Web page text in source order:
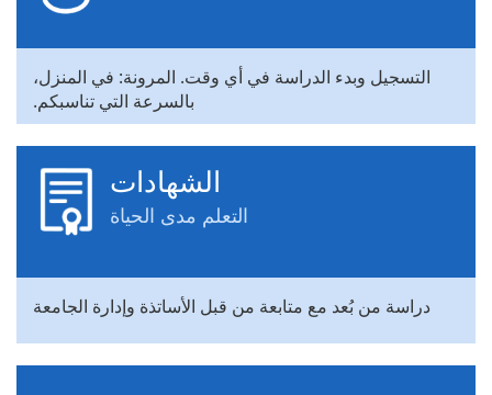
التسجيل وبدء الدراسة في أي وقت. المرونة: في المنزل،
بالسرعة التي تناسبكم.
الشهادات
التعلم مدى الحياة
دراسة من بُعد مع متابعة من قبل الأساتذة وإدارة الجامعة